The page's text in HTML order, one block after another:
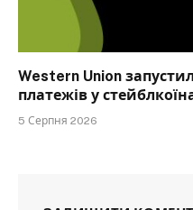
Western Union
платежів у
5 Серпня 2026